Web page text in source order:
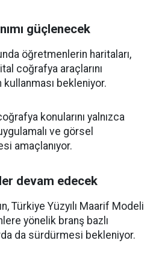
güçlenecek
öğretmenlerin haritaları,
coğrafya araçlarını
bekleniyor.
konularını yalnızca
ve görsel
amaçlanıyor.
devam edecek
Türkiye Yüzyılı Maarif Modeli
yönelik branş bazlı
da sürdürmesi bekleniyor.